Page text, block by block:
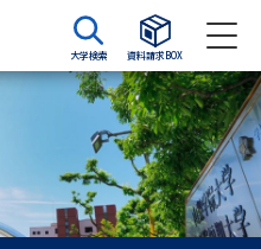
大学検索 資料請求BOX
資料検索